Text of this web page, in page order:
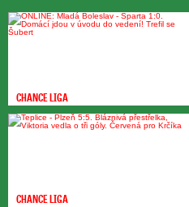
CHANCE LIGA
CHANCE LIGA